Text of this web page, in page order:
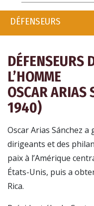
DÉFENSEURS
DÉFENSEURS
L’HOMME
OSCAR ARIAS
1940)
Oscar Arias Sánchez
dirigeants et des
paix à l’Amérique
États-Unis, puis a
Rica.